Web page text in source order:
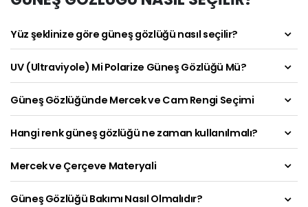
Yüz şeklinize göre güneş gözlüğü nasıl seçilir?
UV (Ultraviyole) Mi Polarize Güneş Gözlüğü Mü?
Güneş Gözlüğünde Mercek ve Cam Rengi Seçimi
Hangi renk güneş gözlüğü ne zaman kullanılmalı?
Mercek ve Çerçeve Materyali
Güneş Gözlüğü Bakımı Nasıl Olmalıdır?